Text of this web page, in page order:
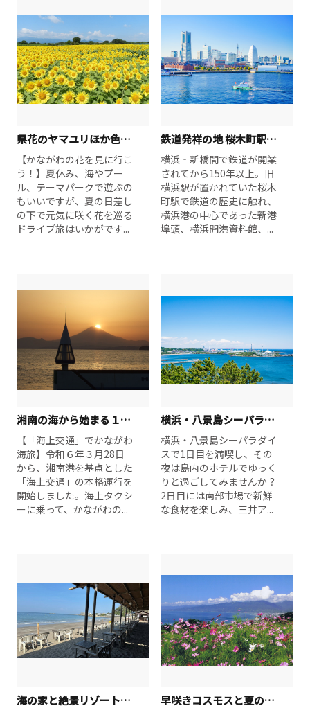
県花のヤマユリほか色とりどりの花をめぐる夏のドライブ旅
【かながわの花を見に行こ
う！】夏休み、海やプー
ル、テーマパークで遊ぶの
もいいですが、夏の日差し
の下で元気に咲く花を巡る
ドライブ旅はいかがです...
鉄道発祥の地 桜木町駅から巡る 横浜定番スポット
横浜‐新橋間で鉄道が開業
されてから150年以上。旧
横浜駅が置かれていた桜木
町駅で鉄道の歴史に触れ、
横浜港の中心であった新港
埠頭、横浜開港資料館、...
湘南の海から始まる１泊２日旅
【「海上交通」でかながわ
海旅】令和６年３月28日
から、湘南港を基点とした
「海上交通」の本格運行を
開始しました。海上タクシ
ーに乗って、かながわの...
横浜・八景島シーパラダイス！ 市場とアウトレットで楽しむ贅沢ショッピング 1泊2日コース
横浜・八景島シーパラダイ
スで1日目を満喫し、その
夜は島内のホテルでゆっく
りと過ごしてみませんか？
2日目には南部市場で新鮮
な食材を楽しみ、三井ア...
海の家と絶景リゾートを楽しむ 夏の三浦半島女子旅1泊2日 早咲きコスモスと夏の海を楽しもう！大磯・二宮1泊2日